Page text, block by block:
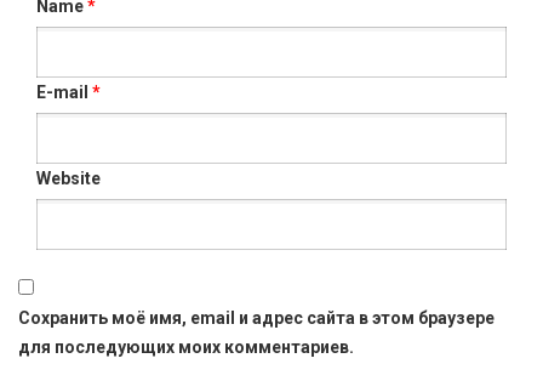
Name*
E-mail *
Website
Сохранить моё имя, email и адрес сайта в этом браузере
для последующих моих комментариев.